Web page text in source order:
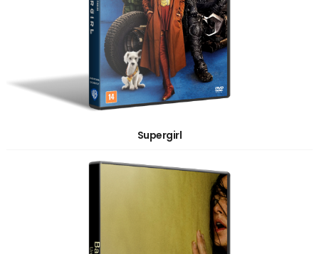
Supergirl